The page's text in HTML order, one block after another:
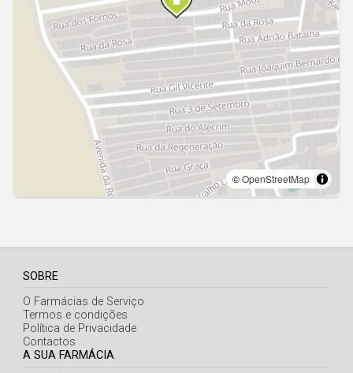
Açores
SOBRE
O Farmácias de Serviço
Termos e condições
Política de Privacidade
Contactos
A SUA FARMÁCIA